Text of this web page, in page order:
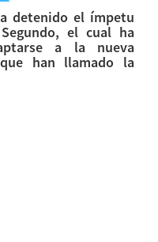
detenido el ímpetu
el cual ha
a la nueva
han llamado la